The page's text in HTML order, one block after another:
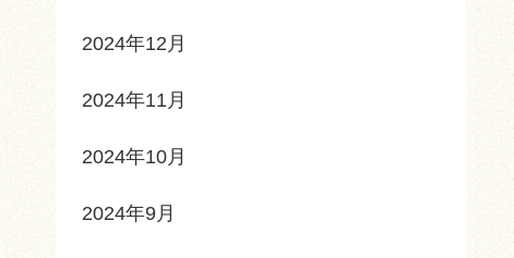
2024年12月
2024年11月
2024年10月
2024年9月